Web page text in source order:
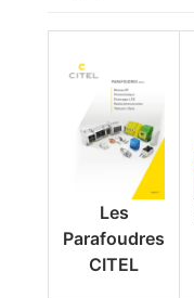
Les
Parafoudres
CITEL